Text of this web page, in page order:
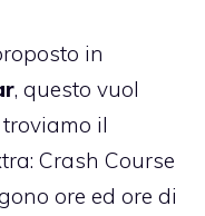
in
, questo vuol
il
Crash Course
ore ed ore di